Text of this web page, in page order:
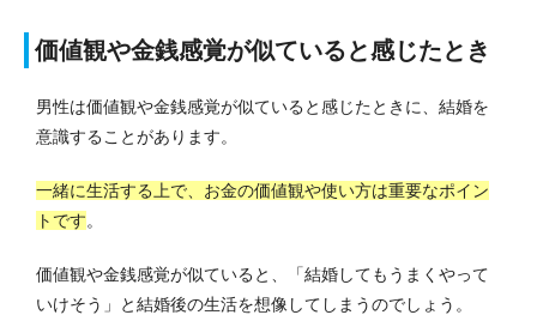
価値観や金銭感覚が似ていると感じたとき
男性は価値観や金銭感覚が似ていると感じたときに、結婚を
意識することがあります。
一緒に生活する上で、お金の価値観や使い方は重要なポイン
トです。
価値観や金銭感覚が似ていると、「結婚してもうまくやって
いけそう」と結婚後の生活を想像してしまうのでしょう。